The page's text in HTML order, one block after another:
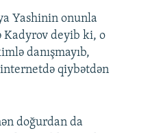
Yashinin onunla
Kadyrov deyib ki, o
danışmayıb,
internetdə qiybətdən
doğurdan da